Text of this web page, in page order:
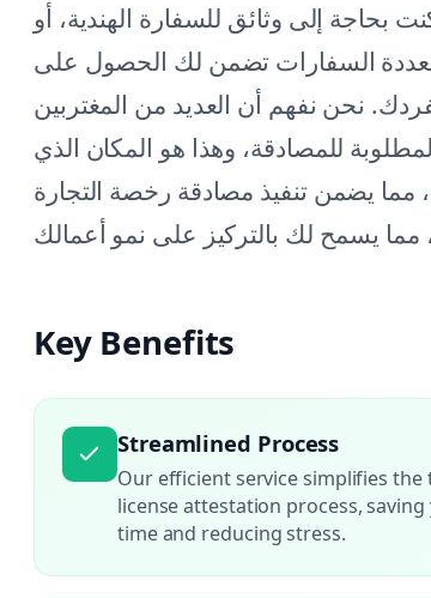
إلى وثائق للسفارة الهندية، أو
متعددة السفارات تضمن لك الحصول على
نحن نفهم أن العديد من المغتربين
للمصادقة، وهذا هو المكان الذي
يضمن تنفيذ مصادقة رخصة التجارة
Key Benefits
Streamlined Process
Our efficient service simplifies the
license attestation process, saving
time and reducing stress.